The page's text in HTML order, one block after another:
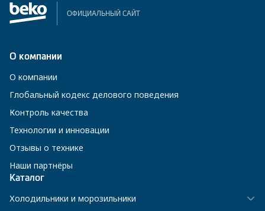
ОФИЦИАЛЬНЫЙ САЙТ
О компании
О компании
Глобальный кодекс делового поведения
Контроль качества
Технологии и инновации
Отзывы о технике
Наши партнёры
Каталог
Холодильники и морозильники